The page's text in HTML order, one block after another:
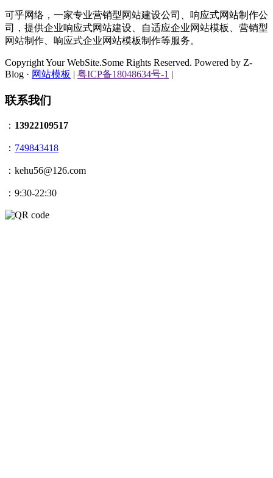
可乎网络，一家专业营销型网站建设公司、响应式网站制作公
司，提供企业响应式网站建设、自适应企业网站模板、营销型
网站制作、响应式企业网站模板制作等服务。
Copyright Your WebSite.Some Rights Reserved. Powered by Z-
Blog · 网站模板 | 粤ICP备18048634号-1 |
联系我们
： 13922109517
： 749843418
：kehu56@126.com
：9:30-22:30